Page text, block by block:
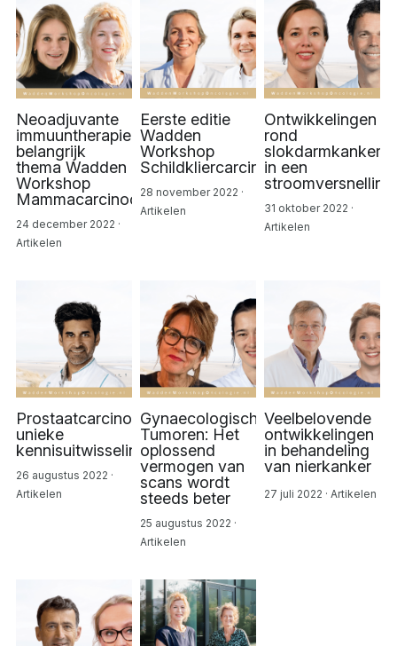
Neoadjuvante
immuuntherapie
belangrijk
thema Wadden
Workshop
Mammacarcinoom
24 december 2022 ·
Artikelen
Eerste editie
Wadden
Workshop
Schildkliercarcinoom
28 november 2022 ·
Artikelen
Ontwikkelingen
rond
slokdarmkanker
in een
stroomversnelling
31 oktober 2022 ·
Artikelen
Prostaatcarcinoom:
unieke
kennisuitwisseling
26 augustus 2022 ·
Artikelen
Gynaecologische
Tumoren: Het
oplossend
vermogen van
scans wordt
steeds beter
25 augustus 2022 ·
Artikelen
Veelbelovende
ontwikkelingen
in behandeling
van nierkanker
27 juli 2022 · Artikelen